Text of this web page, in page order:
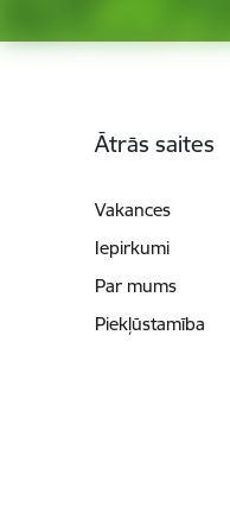
Ātrās saites
Vakances
Iepirkumi
Par mums
Piekļūstamība